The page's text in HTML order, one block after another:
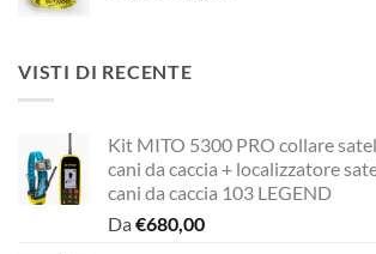
era:
€12,00.
VISTI DI RECENTE
Kit MITO 5300 PRO collare
cani da caccia + localizzatore
cani da caccia 103 LEGEND
Da €680,00